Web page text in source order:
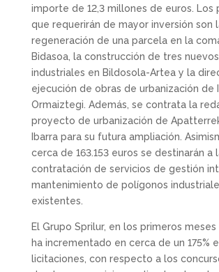
importe de 12,3 millones de euros. Los
que requerirán de mayor inversión son
regeneración de una parcela en la
Bidasoa, la construcción de tres
industriales en Bildosola-Artea y la
ejecución de obras de urbanización de
Ormaiztegi. Además, se contrata la
proyecto de urbanización de
Ibarra para su futura ampliación.
cerca de 163.153 euros se destinarán a
contratación de servicios de gestión
mantenimiento de polígonos
existentes.
El Grupo Sprilur, en los primeros meses
ha incrementado en cerca de un 175%
licitaciones, con respecto a los